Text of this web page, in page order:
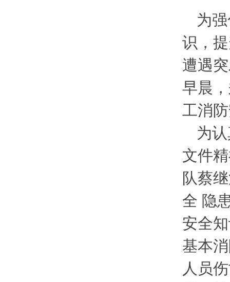
为
识，
遭遇
早晨
工消
为
文件
队蔡
全 隐
安全
基本
人员